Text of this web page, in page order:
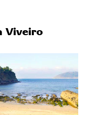
Viveiro